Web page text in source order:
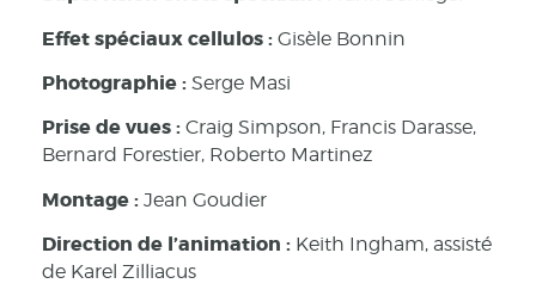
Effet spéciaux cellulos : Gisèle Bonnin
Photographie : Serge Masi
Prise de vues : Craig Simpson, Francis Darasse,
Bernard Forestier, Roberto Martinez
Montage : Jean Goudier
Direction de l’animation : Keith Ingham, assisté
de Karel Zilliacus